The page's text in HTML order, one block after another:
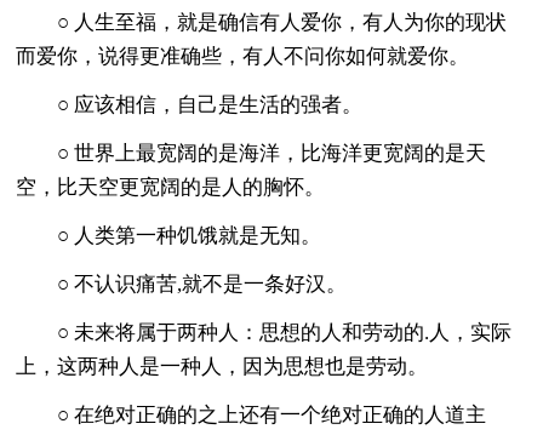
○ 人生至福，就是确信有人爱你，有人为你的现状
而爱你，说得更准确些，有人不问你如何就爱你。
○ 应该相信，自己是生活的强者。
○ 世界上最宽阔的是海洋，比海洋更宽阔的是天
空，比天空更宽阔的是人的胸怀。
○ 人类第一种饥饿就是无知。
○ 不认识痛苦,就不是一条好汉。
○ 未来将属于两种人：思想的人和劳动的.人，实际
上，这两种人是一种人，因为思想也是劳动。
○ 在绝对正确的之上还有一个绝对正确的人道主